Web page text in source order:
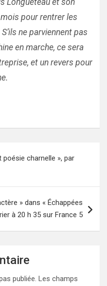
Longueteau et son
pour rentrer les
ne parviennent pas
en marche, ce sera
et un revers pour
charnelle », par
» dans « Échappées
à 20 h 35 sur France 5
publiée. Les champs